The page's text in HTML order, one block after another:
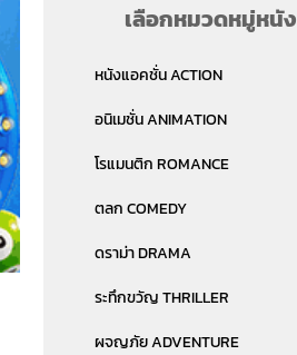
เลือกหมวดหมู่หนัง
หนังแอคชั่น ACTION
อนิเมชั่น ANIMATION
โรแมนติก ROMANCE
ตลก COMEDY
ดราม่า DRAMA
ระทึกขวัญ THRILLER
ผจญภัย ADVENTURE